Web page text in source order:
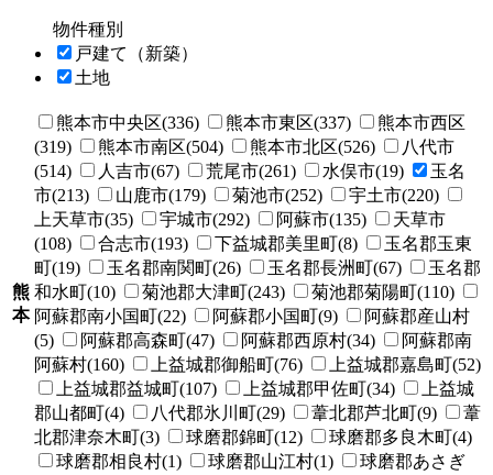
物件種別
戸建て（新築）
土地
熊
本
熊本市中央区(336) 熊本市東区(337)
熊本市西区
(319)
熊本市南区(504) 熊本市北区(526)
八代市
(514)
人吉市(67) 荒尾市(261) 水俣市(19)
玉名
市(213)
山鹿市(179) 菊池市(252)
宇土市(220)
上天草市(35)
宇城市(292) 阿蘇市(135)
天草市
(108)
合志市(193) 下益城郡美里町(8)
玉名郡玉東
町(19)
玉名郡南関町(26) 玉名郡長洲町(67)
玉名郡
和水町(10)
菊池郡大津町(243)
菊池郡菊陽町(110)
阿蘇郡南小国町(22)
阿蘇郡小国町(9)
阿蘇郡産山村
(5)
阿蘇郡高森町(47) 阿蘇郡西原村(34)
阿蘇郡南
阿蘇村(160)
上益城郡御船町(76)
上益城郡嘉島町(52)
上益城郡益城町(107)
上益城郡甲佐町(34)
上益城
郡山都町(4)
八代郡氷川町(29) 葦北郡芦北町(9)
葦
北郡津奈木町(3)
球磨郡錦町(12)
球磨郡多良木町(4)
球磨郡相良村(1)
球磨郡山江村(1)
球磨郡あさぎ